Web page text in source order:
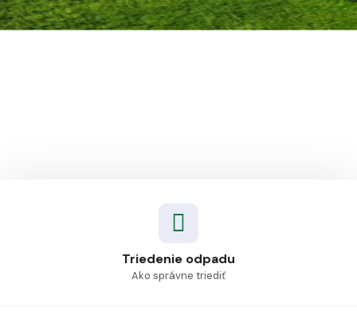
Triedenie odpadu
Ako správne triediť